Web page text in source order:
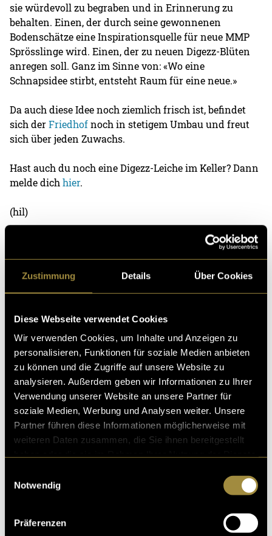
Zustimmung Details Über Cookies
Diese Webseite verwendet Cookies
Wir verwenden Cookies, um Inhalte und Anzeigen zu
personalisieren, Funktionen für soziale Medien anbieten
zu können und die Zugriffe auf unsere Website zu
analysieren. Außerdem geben wir Informationen zu Ihrer
Verwendung unserer Website an unsere Partner für
soziale Medien, Werbung und Analysen weiter. Unsere
Partner führen diese Informationen möglicherweise mit
weiteren Daten zusammen, die Sie ihnen bereitgestellt
Notwendig
Präferenzen
sie würdevoll zu begraben und in Erinnerung zu
behalten. Einen, der durch seine gewonnenen
Bodenschätze eine Inspirationsquelle für neue MMP
Sprösslinge wird. Einen, der zu neuen Digezz-Blüten
anregen soll. Ganz im Sinne von: «Wo eine
Schnapsidee stirbt, entsteht Raum für eine neue.»
Da auch diese Idee noch ziemlich frisch ist, befindet
sich derFriedhofnoch in stetigem Umbau und freut
sich über jeden Zuwachs.
Hast auch du noch eine Digezz-Leiche im Keller? Dann
melde dichhier.
(hil)
Kritik
Ähnliche Artikel